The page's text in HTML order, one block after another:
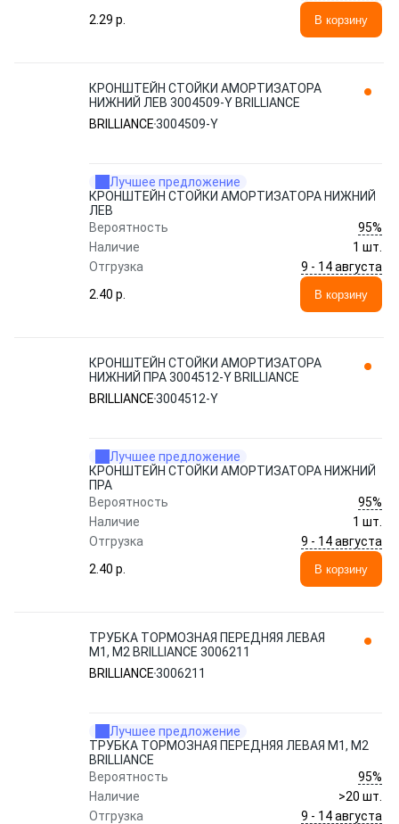
2.29 p.
В корзину
КРОНШТЕЙН СТОЙКИ АМОРТИЗАТОРА
НИЖНИЙ ЛЕВ 3004509-Y BRILLIANCE
BRILLIANCE3004509-Y
Лучшее предложение
КРОНШТЕЙН СТОЙКИ АМОРТИЗАТОРА НИЖНИЙ
ЛЕВ
Вероятность
95%
Наличие
1 шт.
Отгрузка
9 - 14 августа
2.40 p.
В корзину
КРОНШТЕЙН СТОЙКИ АМОРТИЗАТОРА
НИЖНИЙ ПРА 3004512-Y BRILLIANCE
BRILLIANCE3004512-Y
Лучшее предложение
КРОНШТЕЙН СТОЙКИ АМОРТИЗАТОРА НИЖНИЙ
ПРА
Вероятность
95%
Наличие
1 шт.
Отгрузка
9 - 14 августа
2.40 p.
В корзину
ТРУБКА ТОРМОЗНАЯ ПЕРЕДНЯЯ ЛЕВАЯ
M1, M2 BRILLIANCE 3006211
BRILLIANCE3006211
Лучшее предложение
ТРУБКА ТОРМОЗНАЯ ПЕРЕДНЯЯ ЛЕВАЯ M1, M2
BRILLIANCE
Вероятность
95%
Наличие
>20 шт.
Отгрузка
9 - 14 августа